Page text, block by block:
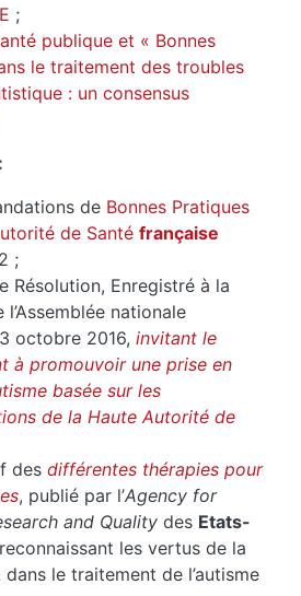
;
publique et « Bonnes
le traitement des troubles
: un consensus
de Bonnes Pratiques
de Santé française
;
Résolution, Enregistré à la
l’Assemblée nationale
octobre 2016, invitant le
à promouvoir une prise en
basée sur les
de la Haute Autorité de
des différentes thérapies pour
, publié par l’Agency for
and Quality des Etats-
les vertus de la
le traitement de l’autisme